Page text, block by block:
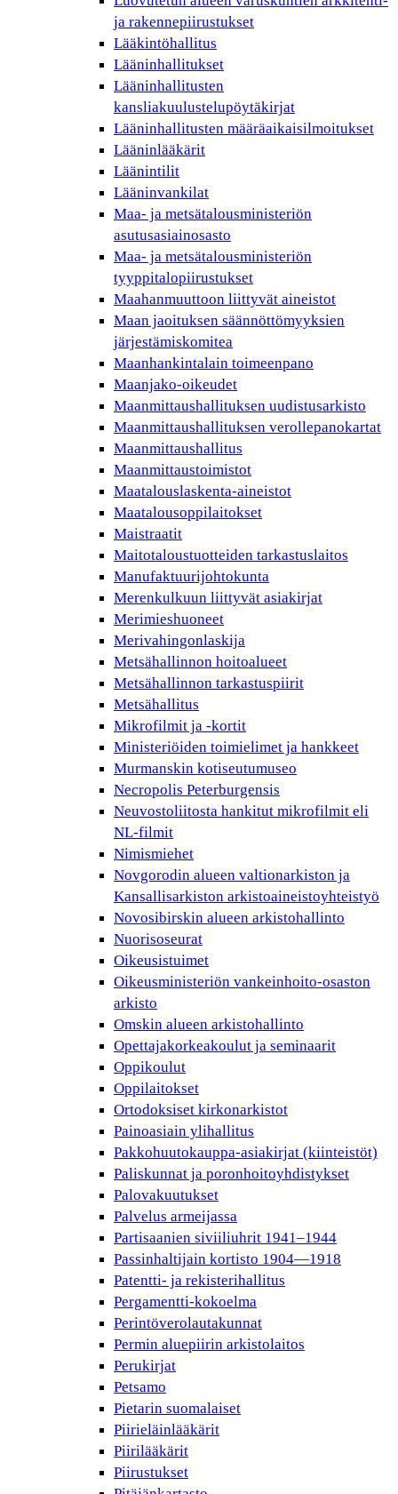
ja rakennepiirustukset
Lääkintöhallitus
Lääninhallitukset
Lääninhallitusten
kansliakuulustelupöytäkirjat
Lääninhallitusten määräaikaisilmoitukset
Lääninlääkärit
Läänintilit
Lääninvankilat
Maa- ja metsätalousministeriön
asutusasiainosasto
Maa- ja metsätalousministeriön
tyyppitalopiirustukset
Maahanmuuttoon liittyvät aineistot
Maan jaoituksen säännöttömyyksien
järjestämiskomitea
Maanhankintalain toimeenpano
Maanjako-oikeudet
Maanmittaushallituksen uudistusarkisto
Maanmittaushallituksen verollepanokartat
Maanmittaushallitus
Maanmittaustoimistot
Maatalouslaskenta-aineistot
Maatalousoppilaitokset
Maistraatit
Maitotaloustuotteiden tarkastuslaitos
Manufaktuurijohtokunta
Merenkulkuun liittyvät asiakirjat
Merimieshuoneet
Merivahingonlaskija
Metsähallinnon hoitoalueet
Metsähallinnon tarkastuspiirit
Metsähallitus
Mikrofilmit ja -kortit
Ministeriöiden toimielimet ja hankkeet
Murmanskin kotiseutumuseo
Necropolis Peterburgensis
Neuvostoliitosta hankitut mikrofilmit eli
NL-filmit
Nimismiehet
Novgorodin alueen valtionarkiston ja
Kansallisarkiston arkistoaineistoyhteistyö
Novosibirskin alueen arkistohallinto
Nuorisoseurat
Oikeusistuimet
Oikeusministeriön vankeinhoito-osaston
arkisto
Omskin alueen arkistohallinto
Opettajakorkeakoulut ja seminaarit
Oppikoulut
Oppilaitokset
Ortodoksiset kirkonarkistot
Painoasiain ylihallitus
Pakkohuutokauppa-asiakirjat (kiinteistöt)
Paliskunnat ja poronhoitoyhdistykset
Palovakuutukset
Palvelus armeijassa
Partisaanien siviiliuhrit 1941–1944
Passinhaltijain kortisto 1904—1918
Patentti- ja rekisterihallitus
Pergamentti-kokoelma
Perintöverolautakunnat
Permin aluepiirin arkistolaitos
Perukirjat
Petsamo
Pietarin suomalaiset
Piirieläinlääkärit
Piirilääkärit
Piirustukset